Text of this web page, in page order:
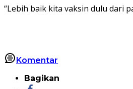
“Lebih baik kita vaksin dulu dari
Komentar
Bagikan